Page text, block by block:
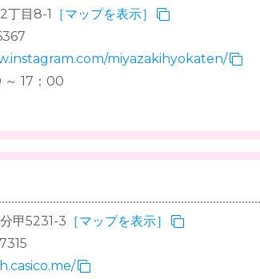
丁目8-1
［マップを表示］
miyazakihyokaten/
～ 17：00
甲5231-3 ［マップを表示］